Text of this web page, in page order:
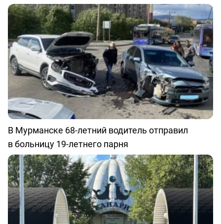
В Мурманске 68-летний водитель отправил
в больницу 19-летнего парня